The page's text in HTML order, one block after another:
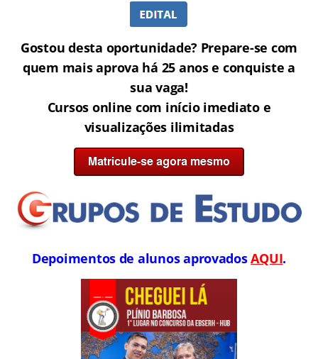
Gostou desta oportunidade? Prepare-se com
quem mais aprova há 25 anos e conquiste a
sua vaga!
Cursos online com início imediato e
visualizações ilimitadas
Depoimentos de alunos aprovadosAQUI.